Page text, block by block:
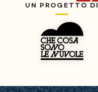
UN PROGETTO DI